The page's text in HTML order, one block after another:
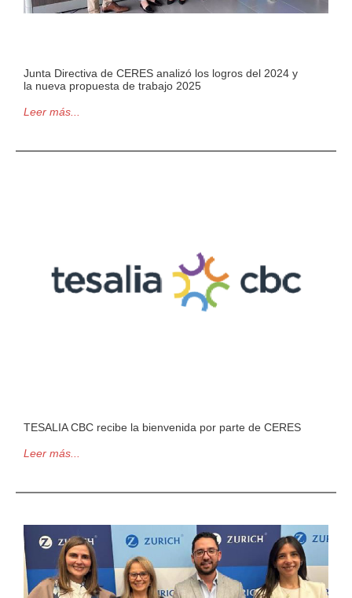
Junta Directiva de CERES analizó los logros del 2024 y
la nueva propuesta de trabajo 2025
Leer más...
TESALIA CBC recibe la bienvenida por parte de CERES
Leer más...